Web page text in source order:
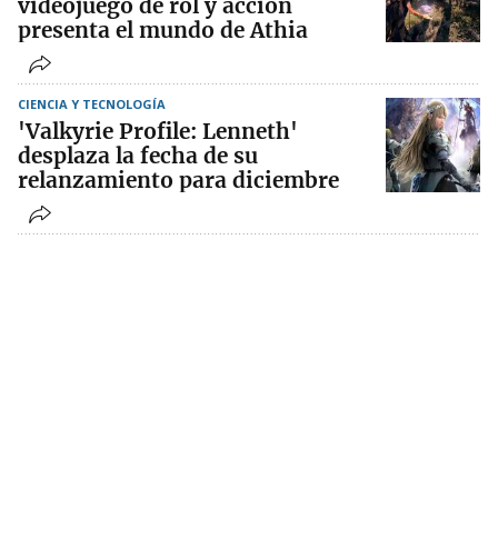
videojuego de rol y acción
presenta el mundo de Athia
CIENCIA Y TECNOLOGÍA
'Valkyrie Profile: Lenneth'
desplaza la fecha de su
relanzamiento para diciembre